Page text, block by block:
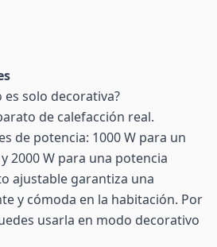
es solo decorativa?
de calefacción real.
de potencia: 1000 W para un
2000 W para una potencia
ajustable garantiza una
y cómoda en la habitación. Por
usarla en modo decorativo